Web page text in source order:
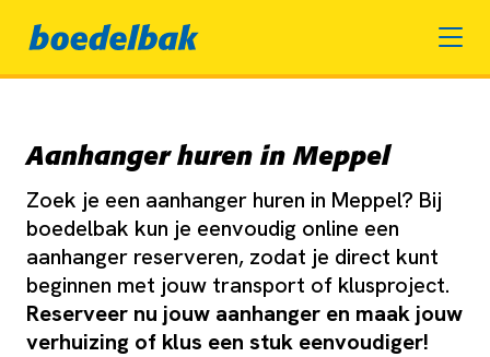
Aanhanger huren in Meppel
Zoek je een aanhanger huren in Meppel? Bij
boedelbak kun je eenvoudig online een
aanhanger reserveren, zodat je direct kunt
beginnen met jouw transport of klusproject.
Reserveer nu jouw aanhanger en maak jouw
verhuizing of klus een stuk eenvoudiger!